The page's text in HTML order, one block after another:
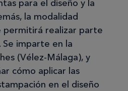
para el diseño y la
la modalidad
permitirá realizar parte
Se imparte en la
(Vélez-Málaga), y
cómo aplicar las
en el diseño